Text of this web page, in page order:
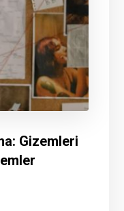
Gizemleri